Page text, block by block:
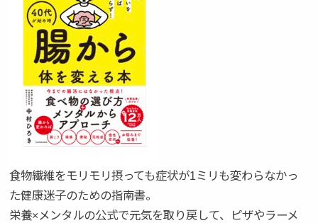
食物繊維をモリモリ摂っても症状が1ミリも変わらなかっ
た健康迷子のための指南書。
栄養×メンタルの公式で元気を取り戻して、ピザやラーメ